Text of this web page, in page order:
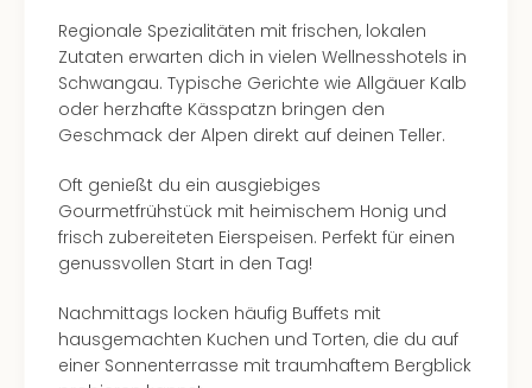
Regionale Spezialitäten mit frischen, lokalen
Zutaten erwarten dich in vielen Wellnesshotels in
Schwangau. Typische Gerichte wie Allgäuer Kalb
oder herzhafte Kässpatzn bringen den
Geschmack der Alpen direkt auf deinen Teller.
Oft genießt du ein ausgiebiges
Gourmetfrühstück mit heimischem Honig und
frisch zubereiteten Eierspeisen. Perfekt für einen
genussvollen Start in den Tag!
Nachmittags locken häufig Buffets mit
hausgemachten Kuchen und Torten, die du auf
einer Sonnenterrasse mit traumhaftem Bergblick